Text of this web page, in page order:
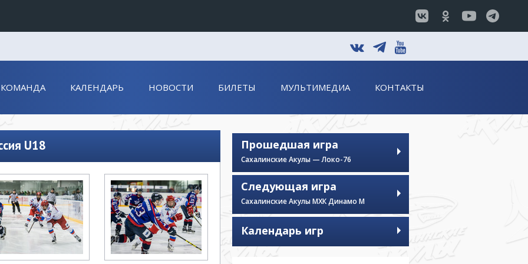
Конференция «Восток»
Мамонты Югры
Омские Ястребы
Стальные Лисы
Толпар
Чайка
магазин
МХЛ
v y
КОМАНДА КАЛЕНДАРЬ НОВОСТИ БИЛЕТЫ МУЛЬТИМЕДИА КОНТАКТЫ
Прошедшая игра
Сахалинские Акулы — Локо-76
Следующая игра
Сахалинские Акулы МХК Динамо М
Календарь игр
U18